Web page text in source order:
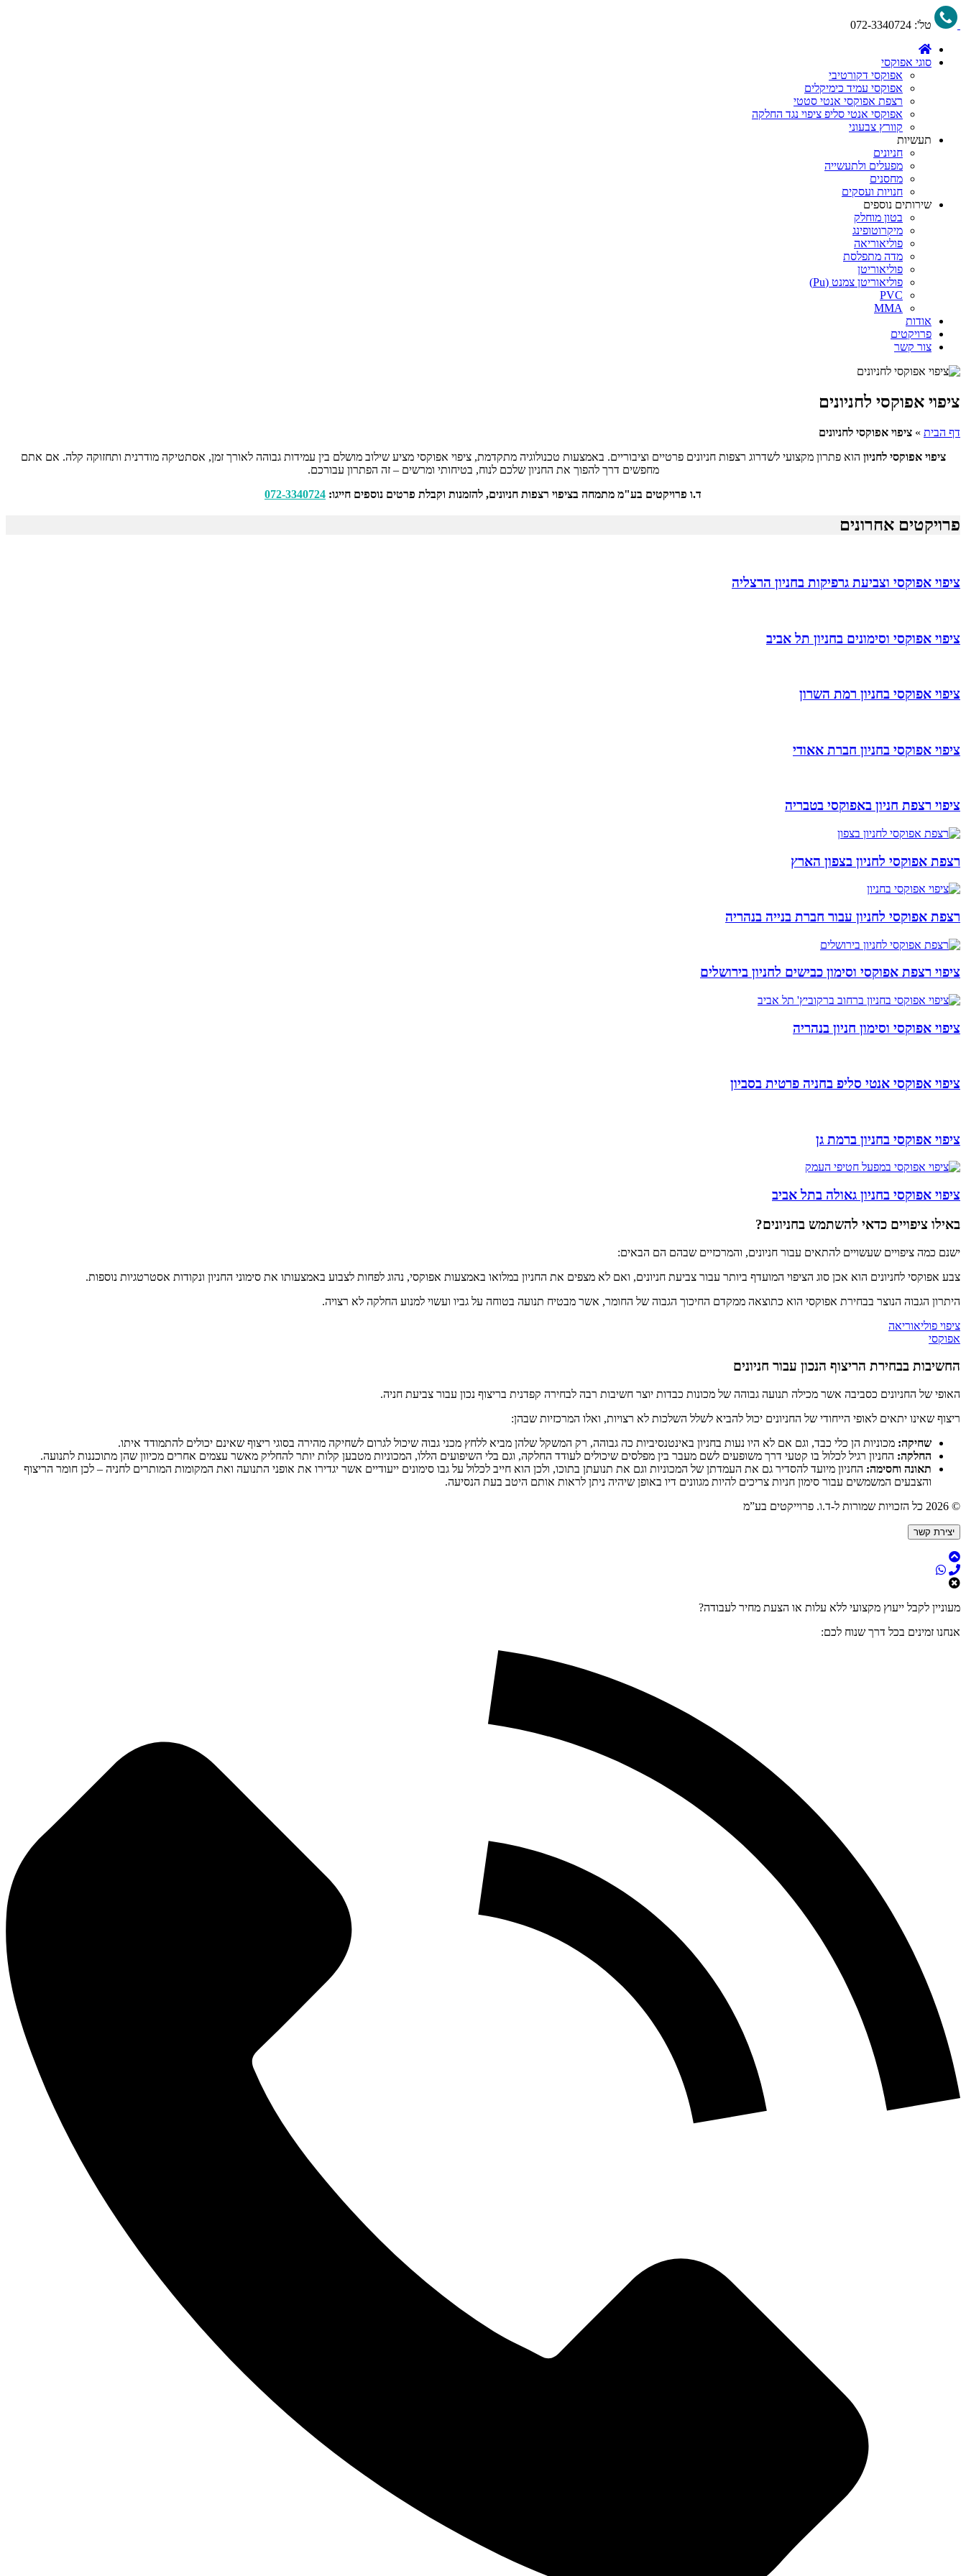
טל': 072-3340724
סוגי אפוקסי
אפוקסי דקורטיבי
אפוקסי עמיד כימיקלים
רצפת אפוקסי אנטי סטטי
אפוקסי אנטי סליפ ציפוי נגד החלקה
קוורץ צבעוני
תעשיות
חניונים
מפעלים ולתעשייה
מחסנים
חנויות ועסקים
שירותים נוספים
בטון מוחלק
מיקרוטופינג
פוליאוריאה
מדה מתפלסת
פוליאוריטן
פוליאוריטן צמנט (Pu)
PVC
MMA
אודות
פרויקטים
צור קשר
ציפוי אפוקסי לחניונים
דף הבית » ציפוי אפוקסי לחניונים
ציפוי אפוקסי לחניון הוא פתרון מקצועי לשדרוג רצפות חניונים פרטיים וציבוריים. באמצעות טכנולוגיה מתקדמת, ציפוי אפוקסי מציע שילוב מושלם בין עמידות גבוהה לאורך זמן, אסתטיקה מודרנית ותחזוקה קלה. אם אתם
מחפשים דרך להפוך את החניון שלכם לנוח, בטיחותי ומרשים – זה הפתרון עבורכם.
ד.ו פרויקטים בע"מ מתמחה בציפוי רצפות חניונים, להזמנות וקבלת פרטים נוספים חייגו: 072-3340724
פרויקטים אחרונים
ציפוי אפוקסי וצביעת גרפיקות בחניון הרצליה
ציפוי אפוקסי וסימונים בחניון תל אביב
ציפוי אפוקסי בחניון רמת השרון
ציפוי אפוקסי בחניון חברת אאודי
ציפוי רצפת חניון באפוקסי בטבריה
רצפת אפוקסי לחניון בצפון הארץ
רצפת אפוקסי לחניון עבור חברת בנייה בנהריה
ציפוי רצפת אפוקסי וסימון כבישים לחניון בירושלים
ציפוי אפוקסי וסימון חניון בנהריה
ציפוי אפוקסי אנטי סליפ בחניה פרטית בסביון
ציפוי אפוקסי בחניון ברמת גן
ציפוי אפוקסי בחניון גאולה בתל אביב
באילו ציפויים כדאי להשתמש בחניונים?
ישנם כמה ציפויים שעשויים להתאים עבור חניונים, והמרכזיים שבהם הם הבאים:
צבע אפוקסי לחניונים הוא אכן סוג הציפוי המועדף ביותר עבור צביעת חניונים, ואם לא מצפים את החניון במלואו באמצעות אפוקסי, נהוג לפחות לצבוע באמצעותו את סימוני החניון ונקודות אסטרטגיות נוספות.
היתרון הגבוה הנוצר בבחירת אפוקסי הוא כתוצאה ממקדם החיכוך הגבוה של החומר, אשר מבטיח תנועה בטוחה על גביו ועשוי למנוע החלקה לא רצויה.
ציפוי פוליאוריאה
אפוקסי
החשיבות בבחירת הריצוף הנכון עבור חניונים
האופי של החניונים כסביבה אשר מכילה תנועה גבוהה של מכונות כבדות יוצר חשיבות רבה לבחירה קפדנית בריצוף נכון עבור צביעת חניה.
ריצוף שאינו יתאים לאופי הייחודי של החניונים יכול להביא לשלל השלכות לא רצויות, ואלו המרכזיות שבהן:
שחיקה: מכוניות הן כלי כבד, וגם אם לא היו נעות בחניון באינטנסיביות כה גבוהה, רק המשקל שלהן מביא ללחץ מכני גבוה שיכול לגרום לשחיקה מהירה בסוגי ריצוף שאינם יכולים להתמודד איתו.
החלקה: החניון רגיל לכלול בו קטעי דרך משופעים לשם מעבר בין מפלסים שיכולים לעודד החלקה, וגם בלי השיפועים הללו, המכוניות מטבען קלות יותר להחליק מאשר עצמים אחרים מכיוון שהן מתוכננות לתנועה.
תאונה וחסימה: החניון מיועד להסדיר גם את העמדתן של המכוניות וגם את תנועתן בתוכו, ולכן הוא חייב לכלול על גבו סימונים ייעודיים אשר יגדירו את אופני התנועה ואת המקומות המותרים לחניה – לכן חומר הריצוף
והצבעים המשמשים עבור סימון חניות צריכים להיות מגוונים דיו באופן שיהיה ניתן לראות אותם היטב בעת הנסיעה.
© 2026 כל הזכויות שמורות ל-ד.ו. פרוייקטים בע”מ
יצירת קשר
מעוניין לקבל ייעוץ מקצועי ללא עלות או הצעת מחיר לעבודה?
אנחנו זמינים בכל דרך שנוח לכם: